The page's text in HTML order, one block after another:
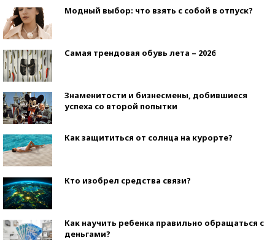
Модный выбор: что взять с собой в отпуск?
Самая трендовая обувь лета – 2026
Знаменитости и бизнесмены, добившиеся
успеха со второй попытки
Как защититься от солнца на курорте?
Кто изобрел средства связи?
Как научить ребенка правильно обращаться с
деньгами?